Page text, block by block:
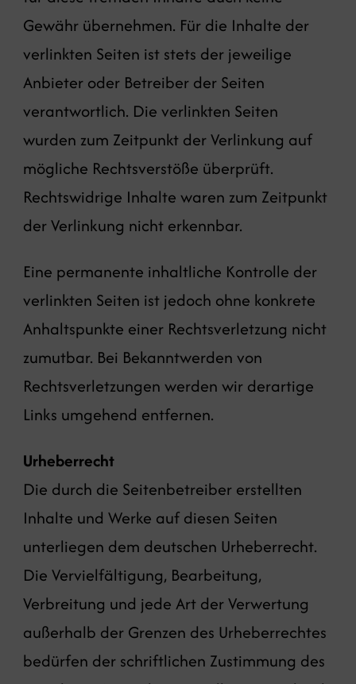
Gewähr übernehmen. Für die Inhalte der
verlinkten Seiten ist stets der jeweilige
Anbieter oder Betreiber der Seiten
verantwortlich. Die verlinkten Seiten
wurden zum Zeitpunkt der Verlinkung auf
mögliche Rechtsverstöße überprüft.
Rechtswidrige Inhalte waren zum Zeitpunkt
der Verlinkung nicht erkennbar.
Eine permanente inhaltliche Kontrolle der
verlinkten Seiten ist jedoch ohne konkrete
Anhaltspunkte einer Rechtsverletzung nicht
zumutbar. Bei Bekanntwerden von
Rechtsverletzungen werden wir derartige
Links umgehend entfernen.
Urheberrecht
Die durch die Seitenbetreiber erstellten
Inhalte und Werke auf diesen Seiten
unterliegen dem deutschen Urheberrecht.
Die Vervielfältigung, Bearbeitung,
Verbreitung und jede Art der Verwertung
außerhalb der Grenzen des Urheberrechtes
bedürfen der schriftlichen Zustimmung des